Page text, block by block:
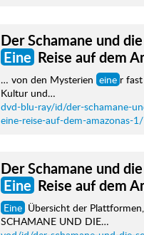
Der Schamane und
EineReise auf dem
… von den Mysterien eine r fast
Kultur und…
dvd-blu-ray/id/der-schamane-
eine-reise-auf-dem-amazonas-1/
Der Schamane und
EineReise auf dem
Eine Übersicht der
SCHAMANE UND DIE…